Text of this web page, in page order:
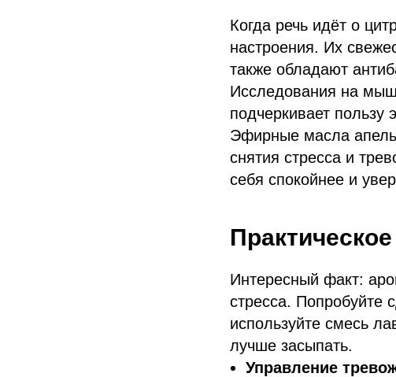
Когда речь идёт о
настроения. Их
также обладают
Исследования на
подчеркивает пользу
Эфирные масла
снятия стресса и
себя спокойнее и
Интересный факт:
стресса. Попробуйте
используйте смесь
лучше засыпать.
Управление